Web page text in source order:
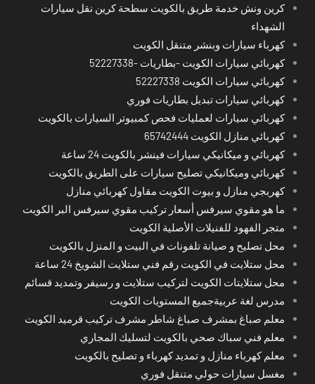
كرين ونش خدمة طريق بالكويت سطحة كرين نقل سيارات
الشهداء
كهرباء سيارات وبنشر متنقل الكويت
كهربائي سيارات الكويت -بطاريات -52227338
كهربائي سيارات الكويت 52227338
كهربائي سيارات تبديل بطاريات فوري
كهربائي سيارات لعمليات فحص كمبيوتر السيارات بالكويت
كهربائي منازل الكويت 65742444
كهربائي و ميكانيكي سيارات فينشر بالكويت 24 ساعة
كهربائي وميكانيكي تصليح سيارات على الطريق بالكويت
كهربجي منازل و بيوت الكويت مقاول كهربائي منازل
ما هو مقوي سيرفس أسعار تركيب مقوي سيرفس البر الكويت
متجر الفهود للفنيلات الأصلية الكويت
محل تصليح و صيانة تلفونات في البيت و المنزل بالكويت
محل ستلايت في الكويت رقم فني ستلايت الشويخ 24 ساعة
محل ستلايتات الكويت لتركيب ستلايت و رسيفر وتمديد قسائم
مدرس لغة عربيةجميع المستويات الكويت
معلم صباغ بمشرف صباغ شاطر مشرف تركيب قرميد الكويت
معلم فني سباك صحي بالكويت لتسليك المجاري
معلم كهرباء منازل و تمديد كهرباء و تصليح بالكويت
مغسل سيارات حولي متنقل فوري